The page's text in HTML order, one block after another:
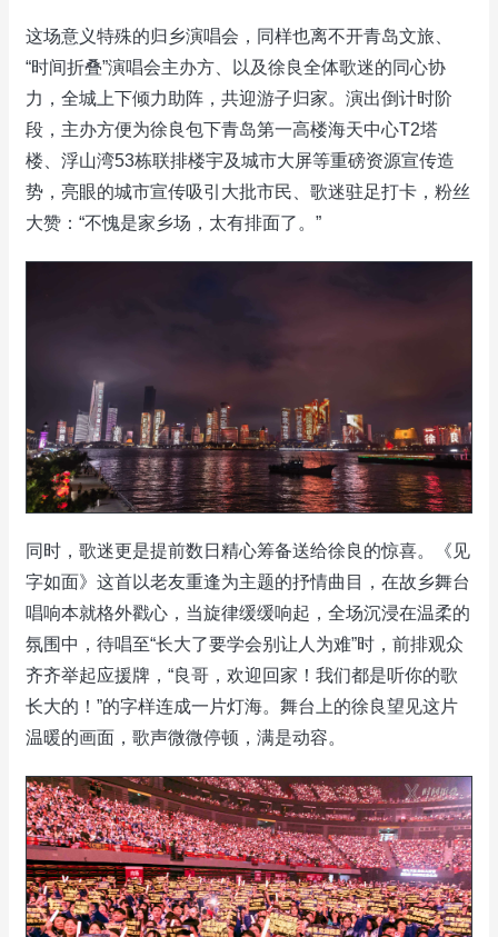
这场意义特殊的归乡演唱会，同样也离不开青岛文旅、
“时间折叠”演唱会主办方、以及徐良全体歌迷的同心协
力，全城上下倾力助阵，共迎游子归家。演出倒计时阶
段，主办方便为徐良包下青岛第一高楼海天中心T2塔
楼、浮山湾53栋联排楼宇及城市大屏等重磅资源宣传造
势，亮眼的城市宣传吸引大批市民、歌迷驻足打卡，粉丝
大赞：“不愧是家乡场，太有排面了。”
同时，歌迷更是提前数日精心筹备送给徐良的惊喜。《见
字如面》这首以老友重逢为主题的抒情曲目，在故乡舞台
唱响本就格外戳心，当旋律缓缓响起，全场沉浸在温柔的
氛围中，待唱至“长大了要学会别让人为难”时，前排观众
齐齐举起应援牌，“良哥，欢迎回家！我们都是听你的歌
长大的！”的字样连成一片灯海。舞台上的徐良望见这片
温暖的画面，歌声微微停顿，满是动容。